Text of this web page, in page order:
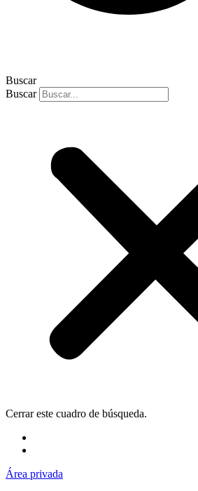
Buscar
Buscar
Cerrar este cuadro de búsqueda.
Área privada